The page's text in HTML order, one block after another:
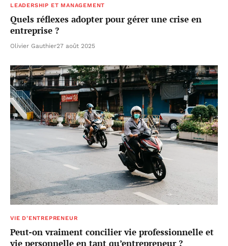
LEADERSHIP ET MANAGEMENT
Quels réflexes adopter pour gérer une crise en
entreprise ?
Olivier Gauthier27 août 2025
VIE D’ENTREPRENEUR
Peut-on vraiment concilier vie professionnelle et
vie personnelle en tant qu’entrepreneur ?